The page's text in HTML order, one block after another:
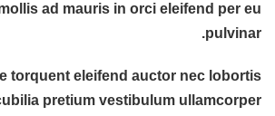
ad mauris in orci eleifend per eu
pulvinar.
torquent eleifend auctor nec lobortis
pretium vestibulum ullamcorper